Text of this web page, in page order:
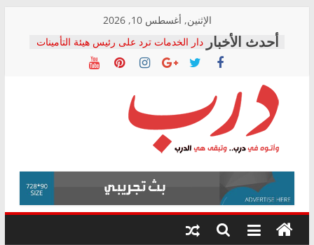
content
الإثنين, أغسطس 10, 2026
دار الخدمات ترد على رئيس هيئة التأمينات
بعد مؤتمره الصحفي: إنكار الأزمة لا ينهي
معاناة أصحاب المعاشات.. ونطالب بكشف
فرحات سليمان يكتب: القطاع الصحي إلى
أين؟
حزب التحالف الشعبي يطلق لجنة “الحق
في الصحة” بالإسكندرية لرصد الانتهاكات
ودعم المرضى
الوزاري لمدينة الصحفيين.. وانتهاء أعمال
إنشاء المبنى الإداري
المجلس القومي لحقوق الإنسان يعلن
متابعة قضية الدكتور محمد زهران.. ويؤكد:
قرينة البراءة وضمانات المحاكمة العادلة
درب
وأتوه
درب..
وتبقى
هي